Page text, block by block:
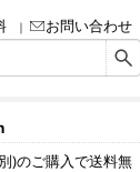
、ガラス、彫金、人
お問い合わせ
)のご購入で送料無